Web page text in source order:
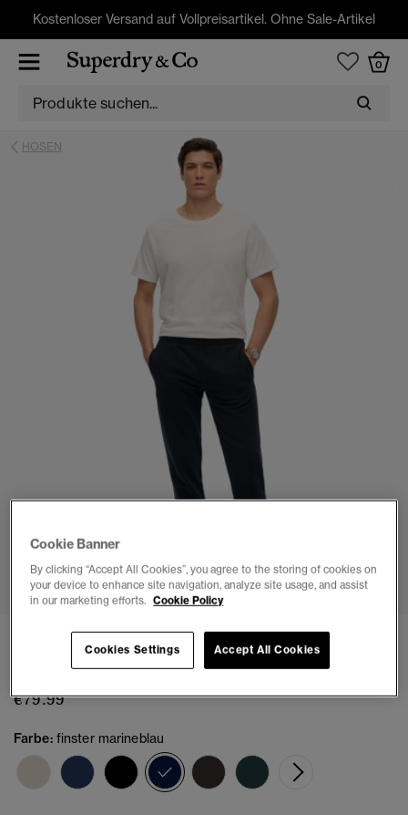
Kostenloser Versand auf Vollpreisartikel. Ohne Sale-Artikel
0
HOSEN
1 2 3 4 5 6 7
Essential Logo Jogginghose mit Bürstung
(2)
€79.99
Farbe: finster marineblau
Ausgewählt
Cookie Banner
By clicking “Accept All Cookies”, you agree to the storing of cookies on
your device to enhance site navigation, analyze site usage, and assist
in our marketing efforts. Cookie Policy
Accept All Cookies
Cookies Settings